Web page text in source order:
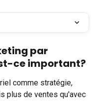
par
ce important?
comme stratégie,
plus de ventes qu'avec